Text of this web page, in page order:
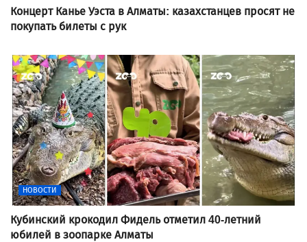
Концерт Канье Уэста в Алматы: казахстанцев просят не
покупать билеты с рук
НОВОСТИ
Кубинский крокодил Фидель отметил 40-летний
юбилей в зоопарке Алматы